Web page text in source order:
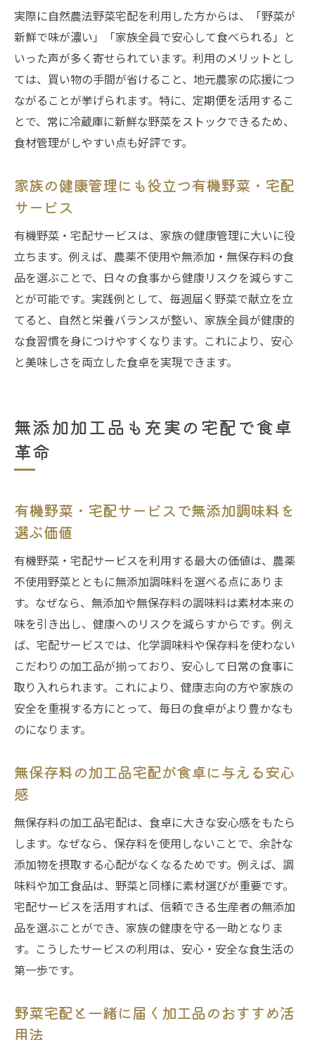
実際に自然農法野菜宅配を利用した方からは、「野菜が
新鮮で味が濃い」「家族全員で安心して食べられる」と
いった声が多く寄せられています。利用のメリットとし
ては、買い物の手間が省けること、地元農家の応援につ
ながることが挙げられます。特に、定期便を活用するこ
とで、常に冷蔵庫に新鮮な野菜をストックできるため、
食材管理がしやすい点も好評です。
家族の健康管理にも役立つ有機野菜・宅配
サービス
有機野菜・宅配サービスは、家族の健康管理に大いに役
立ちます。例えば、農薬不使用や無添加・無保存料の食
品を選ぶことで、日々の食事から健康リスクを減らすこ
とが可能です。実践例として、毎週届く野菜で献立を立
てると、自然と栄養バランスが整い、家族全員が健康的
な食習慣を身につけやすくなります。これにより、安心
と美味しさを両立した食卓を実現できます。
無添加加工品も充実の宅配で食卓
革命
有機野菜・宅配サービスで無添加調味料を
選ぶ価値
有機野菜・宅配サービスを利用する最大の価値は、農薬
不使用野菜とともに無添加調味料を選べる点にありま
す。なぜなら、無添加や無保存料の調味料は素材本来の
味を引き出し、健康へのリスクを減らすからです。例え
ば、宅配サービスでは、化学調味料や保存料を使わない
こだわりの加工品が揃っており、安心して日常の食事に
取り入れられます。これにより、健康志向の方や家族の
安全を重視する方にとって、毎日の食卓がより豊かなも
のになります。
無保存料の加工品宅配が食卓に与える安心
感
無保存料の加工品宅配は、食卓に大きな安心感をもたら
します。なぜなら、保存料を使用しないことで、余計な
添加物を摂取する心配がなくなるためです。例えば、調
味料や加工食品は、野菜と同様に素材選びが重要です。
宅配サービスを活用すれば、信頼できる生産者の無添加
品を選ぶことができ、家族の健康を守る一助となりま
す。こうしたサービスの利用は、安心・安全な食生活の
第一歩です。
野菜宅配と一緒に届く加工品のおすすめ活
用法